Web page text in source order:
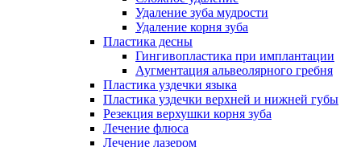
Удаление зуба мудрости
Удаление корня зуба
Пластика десны
Гингивопластика при имплантации
Аугментация альвеолярного гребня
Пластика уздечки языка
Пластика уздечки верхней и нижней губы
Резекция верхушки корня зуба
Лечение флюса
Лечение лазером